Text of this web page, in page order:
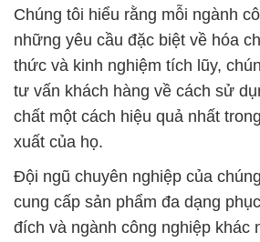
dài với khách hàng là ưu tiên
kiểm tra và kiểm soát chặt chẽ
đảm bảo chất lượng sản phẩm
được đưa ra thị trường.
Hãy để Công ty Hóa chất Đắc
thành đối tác đồng hành tin cậy
giải pháp xử lý hóa chất. Sứ
đóng góp vào sự phát triển bền
công nghiệp và bảo vệ môi